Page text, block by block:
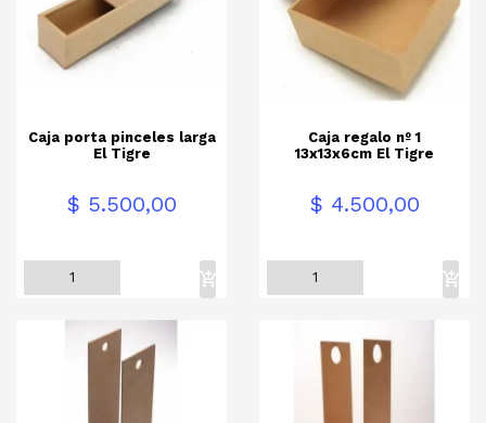
Caja porta pinceles larga
El Tigre
Precio$ 5.500,00
Caja regalo nº 1
13x13x6cm El Tigre
Precio$ 4.500,00